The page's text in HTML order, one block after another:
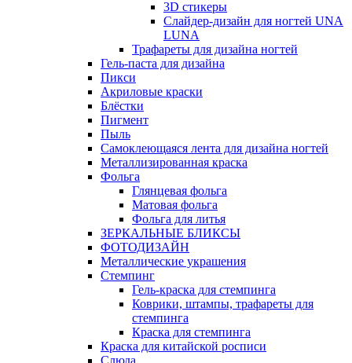
3D стикеры
Слайдер-дизайн для ногтей UNA
LUNA
Трафареты для дизайна ногтей
Гель-паста для дизайна
Пикси
Акриловые краски
Блёстки
Пигмент
Пыль
Самоклеющаяся лента для дизайна ногтей
Металлизированная краска
Фольга
Глянцевая фольга
Матовая фольга
Фольга для литья
ЗЕРКАЛЬНЫЕ БЛИКСЫ
ФОТОДИЗАЙН
Металлические украшения
Стемпинг
Гель-краска для стемпинга
Коврики, штампы, трафареты для
стемпинга
Краска для стемпинга
Краска для китайской росписи